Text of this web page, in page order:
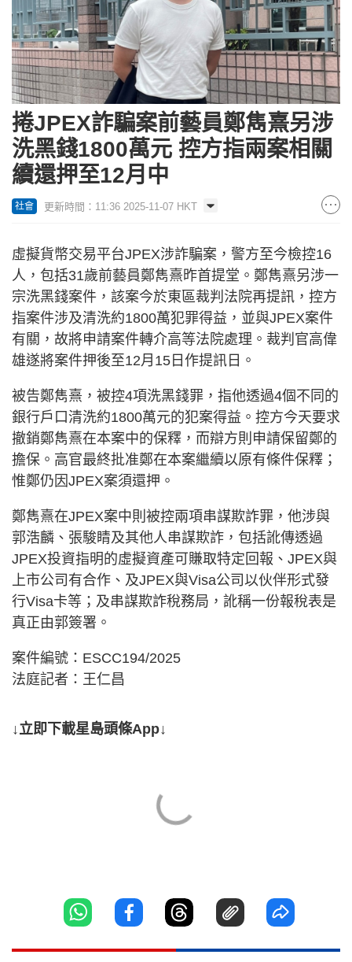
捲JPEX詐騙案前藝員鄭雋熹另涉
洗黑錢1800萬元 控方指兩案相關
續還押至12月中
社會 更新時間：11:36 2025-11-07 HKT
虛擬貨幣交易平台JPEX涉詐騙案，警方至今檢控16
人，包括31歲前藝員鄭雋熹昨首提堂。鄭雋熹另涉一
宗洗黑錢案件，該案今於東區裁判法院再提訊，控方
指案件涉及清洗約1800萬犯罪得益，並與JPEX案件
有關，故將申請案件轉介高等法院處理。裁判官高偉
雄遂將案件押後至12月15日作提訊日。
被告鄭雋熹，被控4項洗黑錢罪，指他透過4個不同的
銀行戶口清洗約1800萬元的犯案得益。控方今天要求
撤銷鄭雋熹在本案中的保釋，而辯方則申請保留鄭的
擔保。高官最終批准鄭在本案繼續以原有條件保釋；
惟鄭仍因JPEX案須還押。
鄭雋熹在JPEX案中則被控兩項串謀欺詐罪，他涉與
郭浩麟、張駿睛及其他人串謀欺詐，包括訛傳透過
JPEX投資指明的虛擬資產可賺取特定回報、JPEX與
上市公司有合作、及JPEX與Visa公司以伙伴形式發
行Visa卡等；及串謀欺詐稅務局，訛稱一份報稅表是
真正由郭簽署。
案件編號：ESCC194/2025
法庭記者：王仁昌
↓立即下載星島頭條App↓